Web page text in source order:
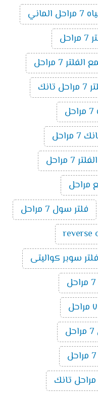
7 مراحل
مراحل
مراحل
فلتر سول 7 مراحل
فلتر سوبر كواليتى